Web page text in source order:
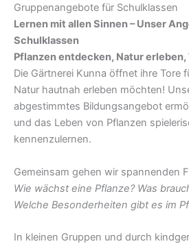
Gruppenangebote für Schulklassen
Lernen mit allen Sinnen – Unser
Schulklassen
Pflanzen entdecken, Natur
Die Gärtnerei Kunna öffnet ihre Tore
Natur hautnah erleben möchten!
abgestimmtes Bildungsangebot
und das Leben von Pflanzen
kennenzulernen.
Gemeinsam gehen wir spannenden
Wie wächst eine Pflanze? Was
Welche Besonderheiten gibt es im
In kleinen Gruppen und durch